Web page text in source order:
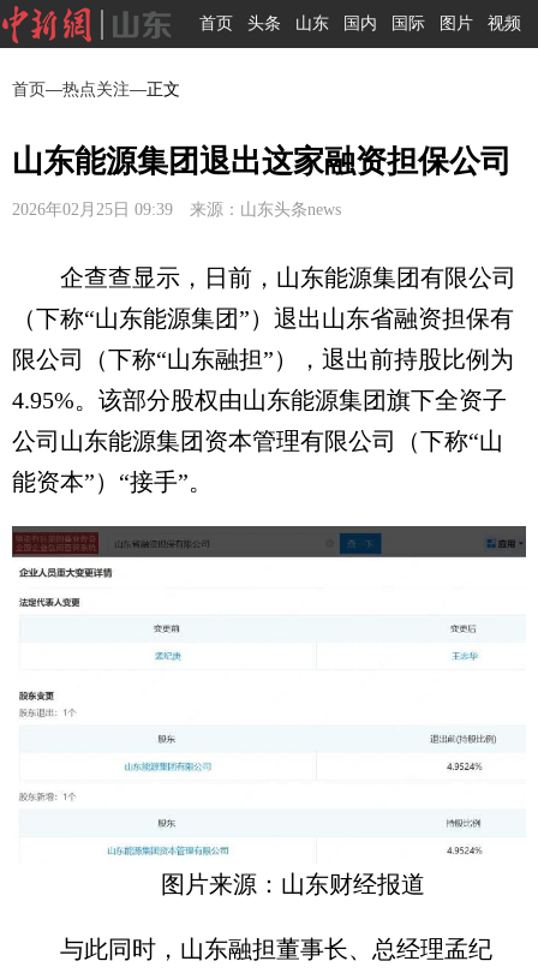
首页 头条 山东 国内 国际 图片 视频
首页—热点关注—正文
山东能源集团退出这家融资担保公司
2026年02月25日 09:39 来源：山东头条news
企查查显示，日前，山东能源集团有限公司
（下称“山东能源集团”）退出山东省融资担保有
限公司（下称“山东融担”），退出前持股比例为
4.95%。该部分股权由山东能源集团旗下全资子
公司山东能源集团资本管理有限公司（下称“山
能资本”）“接手”。
图片来源：山东财经报道
与此同时，山东融担董事长、总经理孟纪